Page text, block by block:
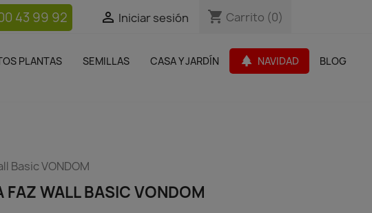
 Iniciar sesión shopping_cart Carrito (0)
43 99 92  Iniciar sesión shopping_cart Carrito (0)
PLANTAS SEMILLAS CASA Y JARDÍN park NAVIDAD BLOG
Muebles Jardín
Basic VONDOM
FAZ WALL BASIC VONDOM